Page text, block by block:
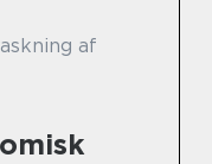
af